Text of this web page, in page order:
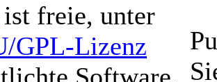
ist freie, unter
GPL-Lizenz